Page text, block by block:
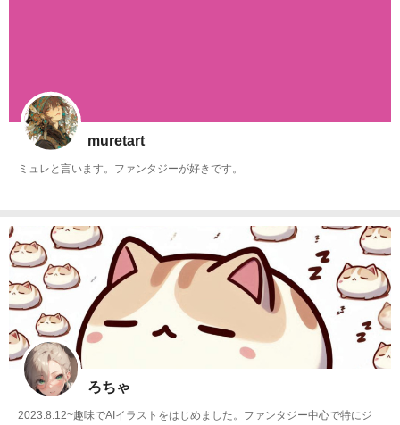
muretart
ミュレと言います。ファンタジーが好きです。
ろちゃ
2023.8.12~趣味でAIイラストをはじめました。ファンタジー中心で特にジ